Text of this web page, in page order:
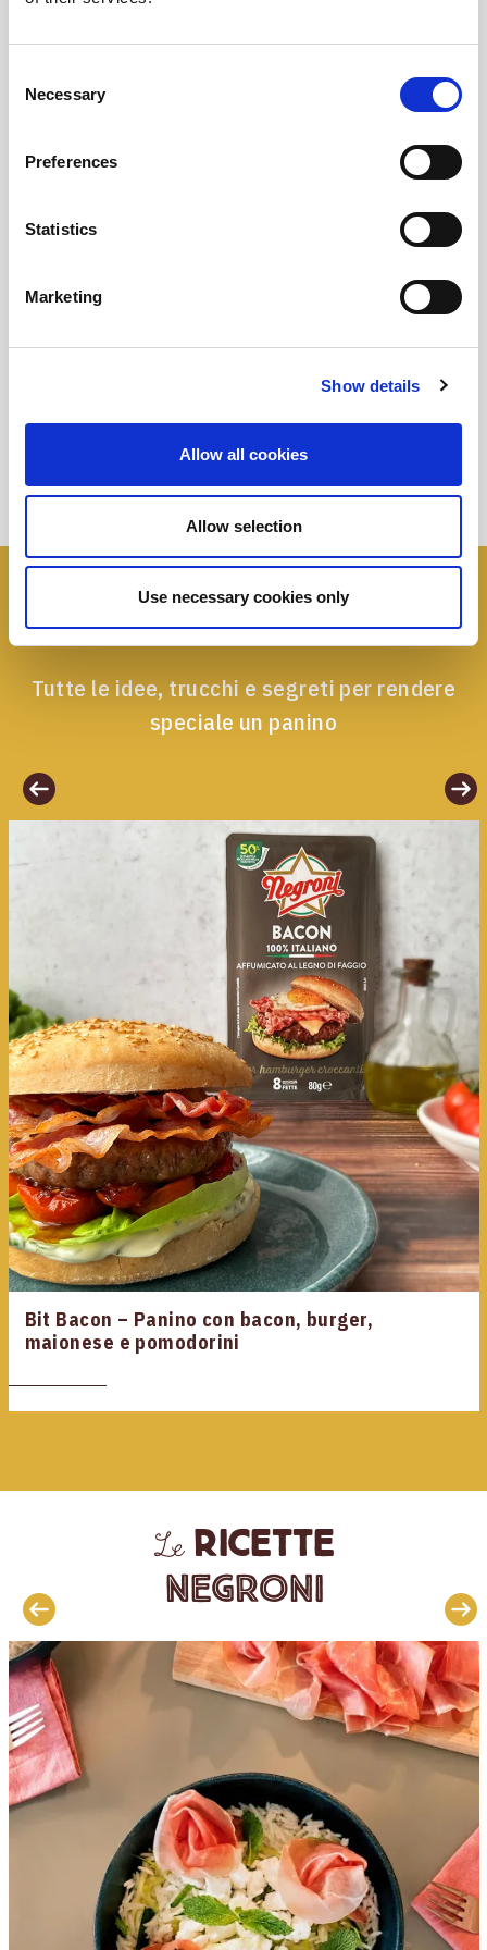
Selection
Necessary
Preferences
Statistics
Marketing
Show details
Allow all cookies
Allow selection
Use necessary cookies only
I paniniNegroni
Tutte le idee, trucchi e segreti per rendere
speciale un panino
Bit Bacon – Panino con bacon, burger,
maionese e pomodorini
Lericette
Negroni